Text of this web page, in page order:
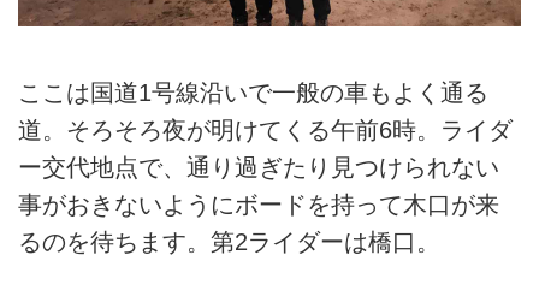
ここは国道1号線沿いで一般の車もよく通る
道。そろそろ夜が明けてくる午前6時。ライダ
ー交代地点で、通り過ぎたり見つけられない
事がおきないようにボードを持って木口が来
るのを待ちます。第2ライダーは橋口。